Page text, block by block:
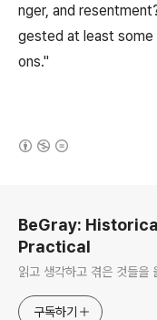
nger, and
gested at least
ons."
BeGray: Historical, Critical,
Practical
읽고 생각하고 겪은 것들을
구독하기